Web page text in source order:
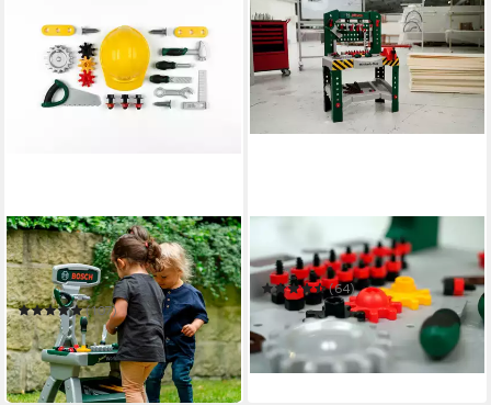
KLEIN
Spielwerkbank BOSCH
Werkbank Junior
(107)
42,74 € UVP51,99 €
-18%
in 5-6 Werktagen bei dir
Spielwerkbank BOSCH
(64)
ab 52,48 € UVP70,99 €
-26%
in 5-6 Werktagen bei dir